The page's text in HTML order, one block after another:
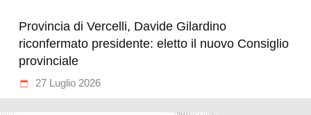
Provincia di Vercelli, Davide Gilardino
riconfermato presidente: eletto il nuovo Consiglio
provinciale
27 Luglio 2026